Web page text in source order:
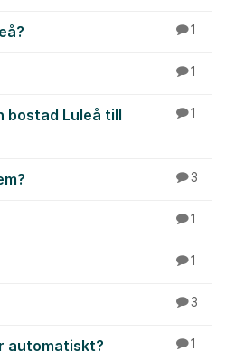
1
1
bostad Luleå till
1
3
1
1
3
automatiskt? 1